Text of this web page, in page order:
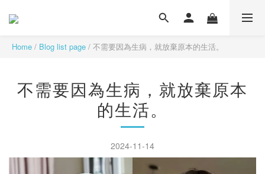
Home / Blog list page / 不需要因為生病，就放棄原本的生活。
不需要因為生病，就放棄原本
的生活。
2024-11-14